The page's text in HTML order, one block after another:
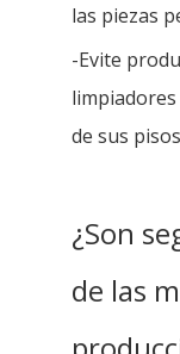
las piezas
-Evite
de sus
¿Son
de las